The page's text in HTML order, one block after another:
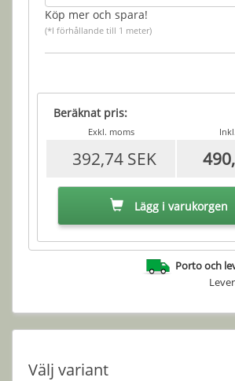
Köp mer och spara!
(*I förhållande till 1 meter)
Beräknat pris:
Exkl. moms
392,74 SEK
Lägg i varukorgen
Porto och
Välj variant